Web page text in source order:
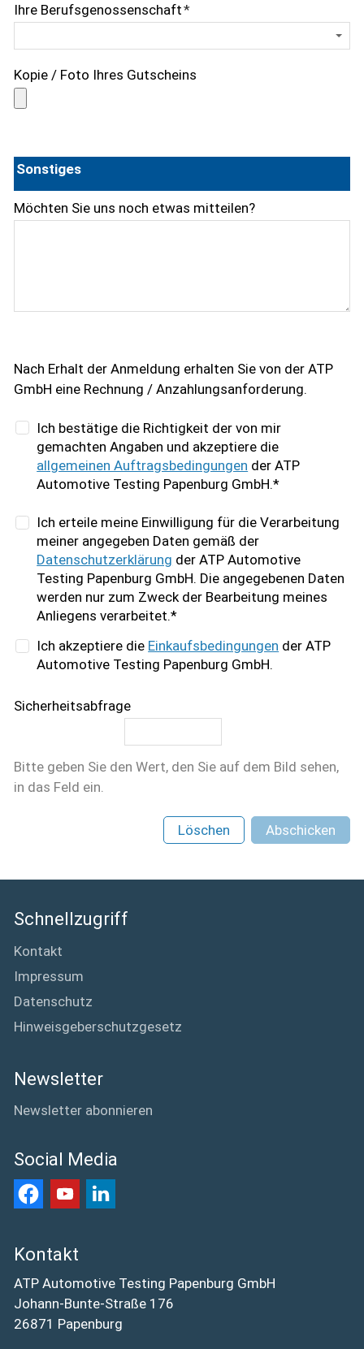
Ihre Berufsgenossenschaft*
Kopie / Foto Ihres Gutscheins
Sonstiges
Möchten Sie uns noch etwas mitteilen?
Nach Erhalt der Anmeldung erhalten Sie von der ATP
GmbH eine Rechnung / Anzahlungsanforderung.
Ich bestätige die Richtigkeit der von mir
gemachten Angaben und akzeptiere die
allgemeinen Auftragsbedingungen der ATP
Automotive Testing Papenburg GmbH.*
Ich erteile meine Einwilligung für die Verarbeitung
meiner angegeben Daten gemäß der
Datenschutzerklärung der ATP Automotive
Testing Papenburg GmbH. Die angegebenen Daten
werden nur zum Zweck der Bearbeitung meines
Anliegens verarbeitet.*
Ich akzeptiere die Einkaufsbedingungen der ATP
Automotive Testing Papenburg GmbH.
Sicherheitsabfrage
Bitte geben Sie den Wert, den Sie auf dem Bild sehen,
in das Feld ein.
Löschen Abschicken
Schnellzugriff
Kontakt
Impressum
Datenschutz
Hinweisgeberschutzgesetz
Newsletter
Newsletter abonnieren
Social Media
Kontakt
ATP Automotive Testing Papenburg GmbH
Johann-Bunte-Straße 176
26871 Papenburg